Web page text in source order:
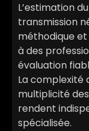
L’estimation
transmission
méthodique
à des
évaluation
La complexité
multiplicité
rendent
spécialisée.